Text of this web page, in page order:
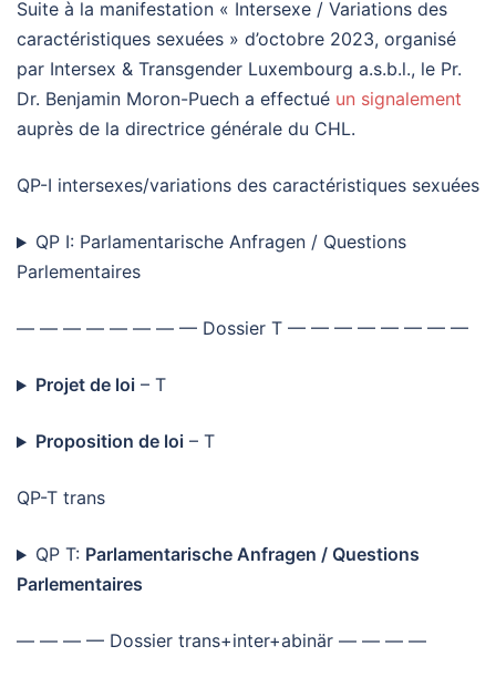
Suite à la manifestation « Intersexe / Variations des
caractéristiques sexuées » d’octobre 2023, organisé
par Intersex & Transgender Luxembourg a.s.b.l., le Pr.
Dr. Benjamin Moron-Puech a effectué un signalement
auprès de la directrice générale du CHL.
QP-I intersexes/variations des caractéristiques sexuées
QP I: Parlamentarische Anfragen / Questions
Parlementaires
— — — — — — — — Dossier T — — — — — — — —
Projet de loi– T
Proposition de loi– T
QP-T trans
QP T: Parlamentarische Anfragen / Questions
Parlementaires
— — — — Dossier trans+inter+abinär — — — —